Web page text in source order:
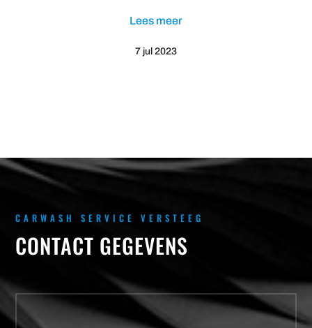
Lees meer
7 jul 2023
CARWASH SERVICE VERSTEEG
CONTACT GEGEVENS